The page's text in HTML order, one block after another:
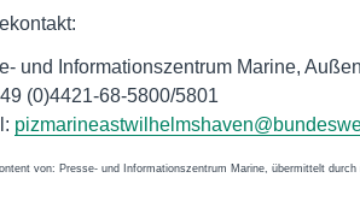
und Informationszentrum Marine,
(0)4421-68-5800/5801
von: Presse- und Informationszentrum Marine, übermittelt durch